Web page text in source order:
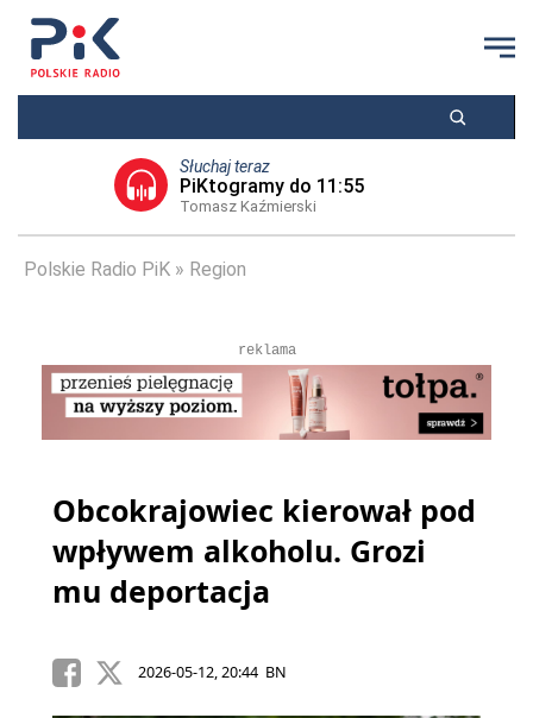
Słuchaj teraz
PiKtogramy do 11:55
Tomasz Kaźmierski
Polskie Radio PiK Region
reklama
Obcokrajowiec kierował pod
wpływem alkoholu. Grozi
mu deportacja
2026-05-12, 20:44 BN